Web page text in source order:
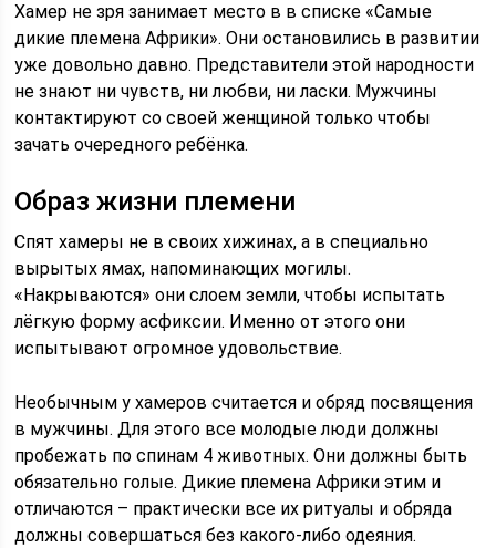
Хамер не зря занимает место в в списке «Самые
дикие племена Африки». Они остановились в развитии
уже довольно давно. Представители этой народности
не знают ни чувств, ни любви, ни ласки. Мужчины
контактируют со своей женщиной только чтобы
зачать очередного ребёнка.
Образ жизни племени
Спят хамеры не в своих хижинах, а в специально
вырытых ямах, напоминающих могилы.
«Накрываются» они слоем земли, чтобы испытать
лёгкую форму асфиксии. Именно от этого они
испытывают огромное удовольствие.
Необычным у хамеров считается и обряд посвящения
в мужчины. Для этого все молодые люди должны
пробежать по спинам 4 животных. Они должны быть
обязательно голые. Дикие племена Африки этим и
отличаются – практически все их ритуалы и обряда
должны совершаться без какого-либо одеяния.